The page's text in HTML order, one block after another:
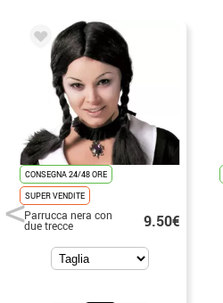
CONSEGNA 24/48 ORE
SUPER VENDITE
Parrucca nera con
due trecce 9.50€